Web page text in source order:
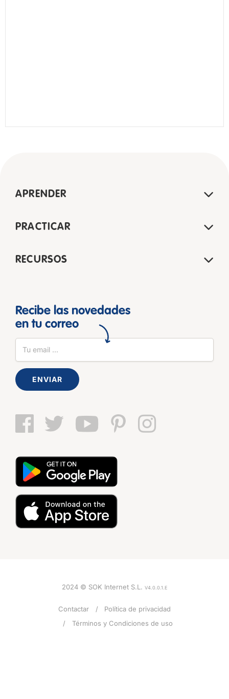
APRENDER
PRACTICAR
RECURSOS
Recibe las novedades
en tu correo
ENVIAR
2024 © SOK Internet S.L. V4.0.0.1.E
Contactar
Política de privacidad
Términos y Condiciones de uso